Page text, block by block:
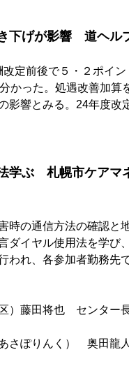
下げが影響　道ヘル
定前後で５・２ポイン
かった。処遇改善加算
影響とみる。24年度改
学ぶ　札幌市ケアマ
の通信方法の確認と
ダイヤル使用法を学び
われ、各参加者勤務先
）藤田将也　センター
りんく）　奥田龍人